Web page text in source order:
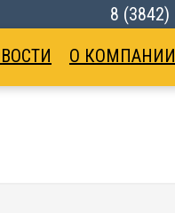
8 (3842)
О КОМПАНИИ